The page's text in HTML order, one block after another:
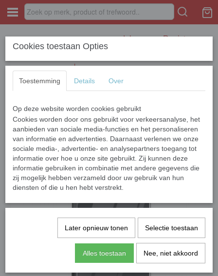
Inloggen Registreren
Home › APPLE › iPhone 12 Series › iPhone 12 Mini
Mini Siliconen
Cookies toestaan Opties
Toestemming Details Over
Op deze website worden cookies gebruikt
Cookies worden door ons gebruikt voor verkeersanalyse, het
aanbieden van sociale media-functies en het personaliseren
van informatie en advertenties. Daarnaast verlenen we onze
sociale media-, advertentie- en analysepartners toegang tot
informatie over hoe u onze site gebruikt. Zij kunnen deze
informatie gebruiken in combinatie met andere gegevens die
zij mogelijk hebben verzameld door uw gebruik van hun
diensten of die u hen hebt verstrekt.
Later opnieuw tonen Selectie toestaan
Alles toestaan Nee, niet akkoord